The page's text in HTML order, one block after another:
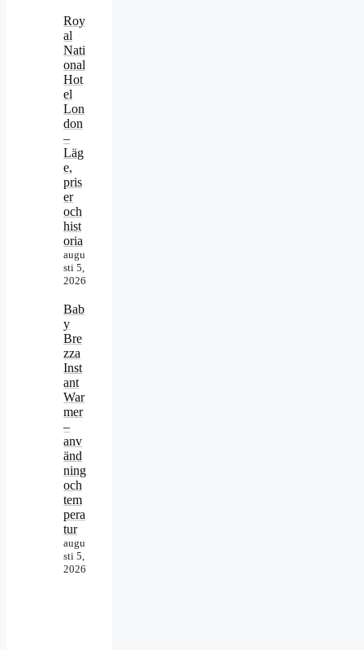
Roy
al
Nati
onal
Hot
el
Lon
don
–
Läg
e,
pris
er
och
hist
oria
augu
sti 5,
2026
Bab
y
Bre
zza
Inst
ant
War
mer
–
anv
änd
ning
och
tem
pera
tur
augu
sti 5,
2026